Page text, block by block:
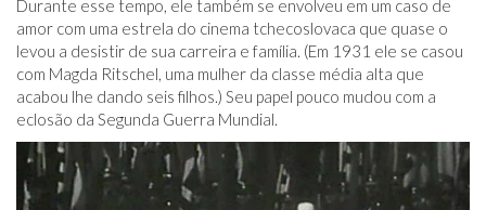
Durante esse tempo, ele também se envolveu em um caso de
amor com uma estrela do cinema tchecoslovaca que quase o
levou a desistir de sua carreira e família. (Em 1931 ele se casou
com Magda Ritschel, uma mulher da classe média alta que
acabou lhe dando seis filhos.) Seu papel pouco mudou com a
eclosão da Segunda Guerra Mundial.